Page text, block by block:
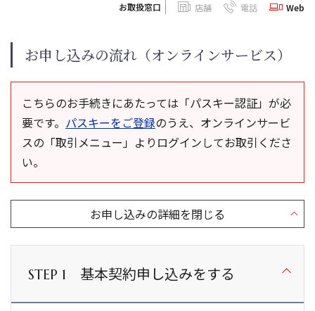
お取扱窓口 店舗 電話 Web
お申し込みの流れ（オンラインサービス）
こちらのお手続きにあたっては「パスキー認証」が必
要です。 パスキーをご登録のうえ、オンラインサービ
スの「取引メニュー」よりログインしてお取引くださ
い。
STEP 1 基本契約申し込みをする